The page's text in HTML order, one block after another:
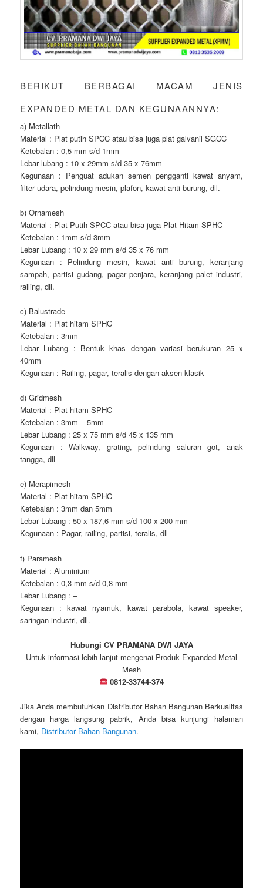
BERIKUT BERBAGAI MACAM JENIS
EXPANDED METAL DAN KEGUNAANNYA:
a) Metallath
Material : Plat putih SPCC atau bisa juga plat galvanil SGCC
Ketebalan : 0,5 mm s/d 1mm
Lebar lubang : 10 x 29mm s/d 35 x 76mm
Kegunaan : Penguat adukan semen pengganti kawat anyam,
filter udara, pelindung mesin, plafon, kawat anti burung, dll.
b) Ornamesh
Material : Plat Putih SPCC atau bisa juga Plat Hitam SPHC
Ketebalan : 1mm s/d 3mm
Lebar Lubang : 10 x 29 mm s/d 35 x 76 mm
Kegunaan : Pelindung mesin, kawat anti burung, keranjang
sampah, partisi gudang, pagar penjara, keranjang palet industri,
railing, dll.
c) Balustrade
Material : Plat hitam SPHC
Ketebalan : 3mm
Lebar Lubang : Bentuk khas dengan variasi berukuran 25 x
40mm
Kegunaan : Railing, pagar, teralis dengan aksen klasik
d) Gridmesh
Material : Plat hitam SPHC
Ketebalan : 3mm – 5mm
Lebar Lubang : 25 x 75 mm s/d 45 x 135 mm
Kegunaan : Walkway, grating, pelindung saluran got, anak
tangga, dll
e) Merapimesh
Material : Plat hitam SPHC
Ketebalan : 3mm dan 5mm
Lebar Lubang : 50 x 187,6 mm s/d 100 x 200 mm
Kegunaan : Pagar, railing, partisi, teralis, dll
f) Paramesh
Material : Aluminium
Ketebalan : 0,3 mm s/d 0,8 mm
Lebar Lubang : –
Kegunaan : kawat nyamuk, kawat parabola, kawat speaker,
saringan industri, dll.
Hubungi CV PRAMANA DWI JAYA
Untuk informasi lebih lanjut mengenai Produk Expanded Metal
Mesh
0812-33744-374
Jika Anda membutuhkan Distributor Bahan Bangunan Berkualitas
dengan harga langsung pabrik, Anda bisa kunjungi halaman
kami, Distributor Bahan Bangunan.